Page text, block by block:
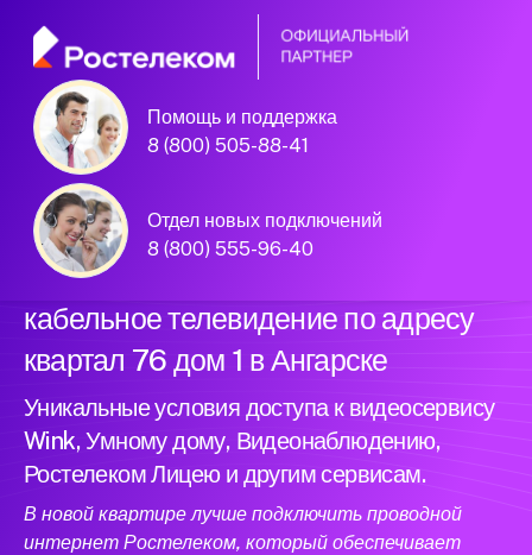
Помощь и поддержка
8 (800) 505-88-41
Отдел новых подключений
8 (800) 555-96-40
Официальный
партнер Ростелеком
Подключили новый интернет и
кабельное телевидение по адресу
квартал 76 дом 1 в Ангарске
Уникальные условия доступа к видеосервису
Wink, Умному дому, Видеонаблюдению,
Ростелеком Лицею и другим сервисам.
В новой квартире лучше подключить проводной
интернет Ростелеком, который обеспечивает